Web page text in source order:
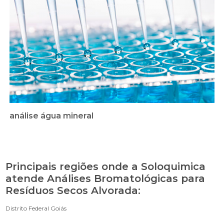
análise água mineral
Principais regiões onde a Soloquimica
atende Análises Bromatológicas para
Resíduos Secos Alvorada:
Distrito Federal Goiás